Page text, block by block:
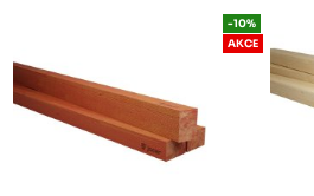
-10%
AKCE